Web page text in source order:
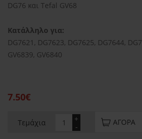
DG76 και Tefal GV68
Κατάλληλο για:
DG7621, DG7623, DG7625, DG7644,
GV6839, GV6840
7.50€
Τεμάχια -
+ ΑΓΟΡΆ